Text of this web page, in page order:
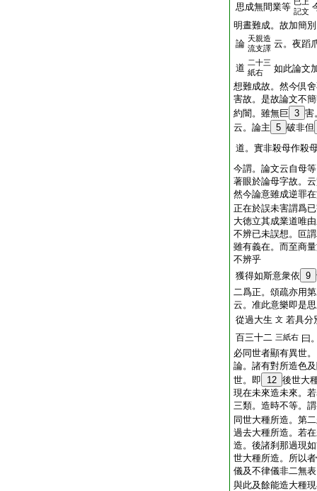
思成無間業等 記文
明晝難成。故加簡
論 天親造
流支譯 云。夜蹈
道 二十三
紙右
如此論文
想難成故。然今倶
害故。是故論文不
約闇。雖無巨 3 害
云。論主 5 破非但
道。實非殺母作殺
今謂。論文云自母
著眼於論母字故。
然今論意雖成逆罪
正在於誤未害謂爲
大徳立其成業道唯
不辨已未誤想。叵
雖有義在。而至商
不辨乎
獲得如斯意衆依 9
二爲正。頌疏亦用
云。准此意樂即是
從過大生 文 若具分
百三十二 三紙右 曰
必同世者顯有異世
論。諸有對所造色
世。即
12 後世大
現在未來造未來。
三類。造時不等。
同世大種所造。第
過去大種所造。若
造。後諸刹那過現
世大種所造。所以
儀及不律儀非二無
與此及餘能造大種